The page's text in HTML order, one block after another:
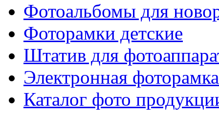
Фотоальбомы для
Фоторамки детские
Штатив для
Электронная фоторамка
Каталог фото